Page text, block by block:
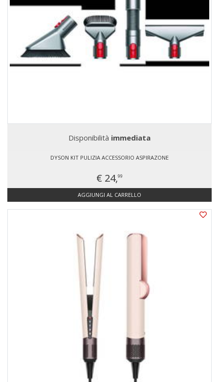
Disponibilità immediata
DYSON KIT PULIZIA ACCESSORIO ASPIRAZONE
€ 24,99
AGGIUNGI AL CARRELLO